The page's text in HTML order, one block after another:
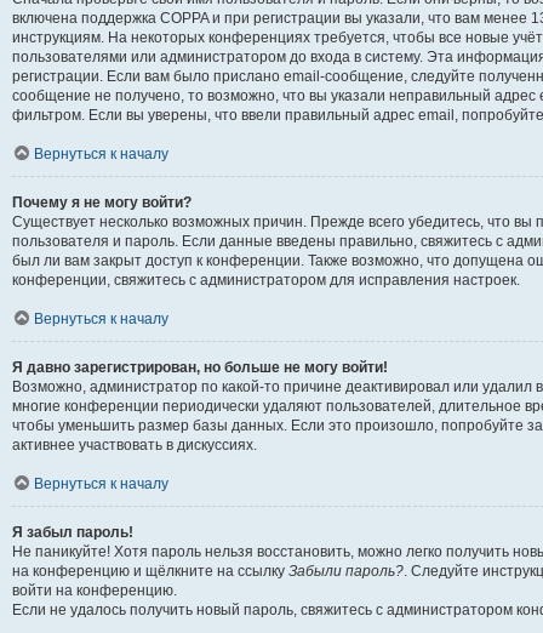
включена поддержка COPPA и при регистрации вы указали, что вам менее
инструкциям. На некоторых конференциях требуется, чтобы все новые
пользователями или администратором до входа в систему. Эта
регистрации. Если вам было прислано email-сообщение, следуйте
сообщение не получено, то возможно, что вы указали неправильный адрес
фильтром. Если вы уверены, что ввели правильный адрес email,
Вернуться к началу
Почему я не могу войти?
Существует несколько возможных причин. Прежде всего убедитесь, что вы
пользователя и пароль. Если данные введены правильно, свяжитесь с
был ли вам закрыт доступ к конференции. Также возможно, что допущена
конференции, свяжитесь с администратором для исправления настроек.
Вернуться к началу
Я давно зарегистрирован, но больше не могу войти!
Возможно, администратор по какой-то причине деактивировал или удалил
многие конференции периодически удаляют пользователей, длительное
чтобы уменьшить размер базы данных. Если это произошло, попробуйте
активнее участвовать в дискуссиях.
Вернуться к началу
Я забыл пароль!
Не паникуйте! Хотя пароль нельзя восстановить, можно легко получить
на конференцию и щёлкните на ссылку Забыли пароль?. Следуйте
войти на конференцию.
Если не удалось получить новый пароль, свяжитесь с администратором